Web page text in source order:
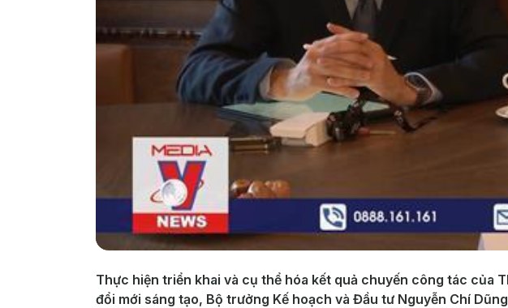
Thực hiện triển khai và cụ thể hóa kết quả chuyến công tác của
đổi mới sáng tạo, Bộ trưởng Kế hoạch và Đầu tư Nguyễn Chí